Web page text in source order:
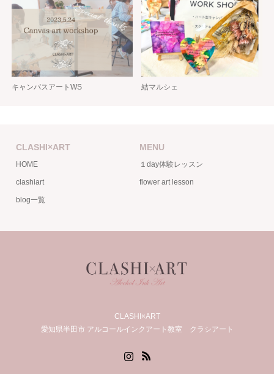
キャンバスアートWS 結マルシェ
CLASHI×ART
HOME
clashiart
blog一覧
MENU
１day体験レッスン
flower art lesson
CLASHI×ART
愛知県半田市 アルコールインクアート教室 クラシアート